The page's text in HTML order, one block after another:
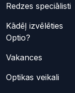
Redzes speciālisti
Kādēļ izvēlēties
Optio?
Vakances
Optikas veikali